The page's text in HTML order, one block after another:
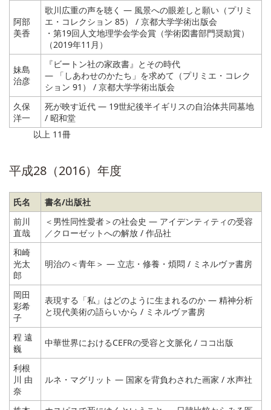
阿部
美香
歌川広重の声を聴く ― 風景への眼差しと願い（プリミ
エ・コレクション 85） / 京都大学学術出版会
・第19回人文地理学会学会賞（学術図書部門奨励賞）
（2019年11月）
妹島
治彦
『ビートン社の家政書』とその時代
― 「しあわせのかたち」を求めて（プリミエ・コレク
ション 91） / 京都大学学術出版会
久保
洋一
死が映す近代 ― 19世紀後半イギリスの自治体共同墓地
/ 昭和堂
以上 11冊
平成28（2016）年度
氏名
書名/出版社
前川
直哉
＜男性同性愛者＞の社会史 ― アイデンティティの受容
／クローゼットへの解放 / 作品社
和崎
光太
郎
明治の＜青年＞ ― 立志・修養・煩悶 / ミネルヴァ書房
岡田
彩希
子
表現する「私」はどのように生まれるのか ― 精神分析
と現代美術の語らいから / ミネルヴァ書房
程 遠
巍
中華世界におけるCEFRの受容と文脈化 / ココ出版
利根
川 由
奈
ルネ・マグリット ― 国家を背負わされた画家 / 水声社